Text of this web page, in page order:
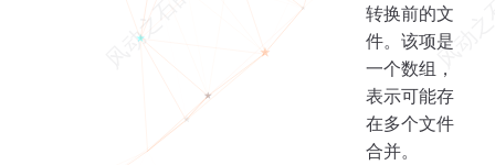
转换前的文
件。该项是
一个数组，
表示可能存
在多个文件
合并。